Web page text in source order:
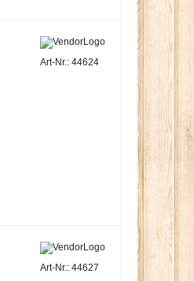
Art-Nr.: 44624
Art-Nr.: 44627